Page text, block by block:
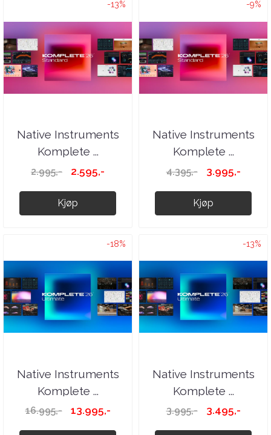
-13%
Native Instruments
Komplete ...
2.995,- 2.595,-
Kjøp
-9%
Native Instruments
Komplete ...
4.395,- 3.995,-
Kjøp
-18%
Native Instruments
Komplete ...
16.995,- 13.995,-
-13%
Native Instruments
Komplete ...
3.995,- 3.495,-